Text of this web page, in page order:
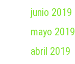
junio 2019
mayo 2019
abril 2019